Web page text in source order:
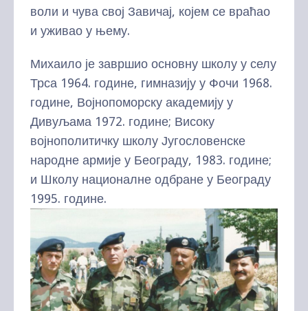
воли и чува свој Завичај, којем се враћао
и уживао у њему.
Михаило је завршио основну школу у селу
Трса 1964. године, гимназију у Фочи 1968.
године, Војнопоморску академију у
Дивуљама 1972. године; Високу
војнополитичку школу Југословенске
народне армије у Београду, 1983. године;
и Школу националне одбране у Београду
1995. године.